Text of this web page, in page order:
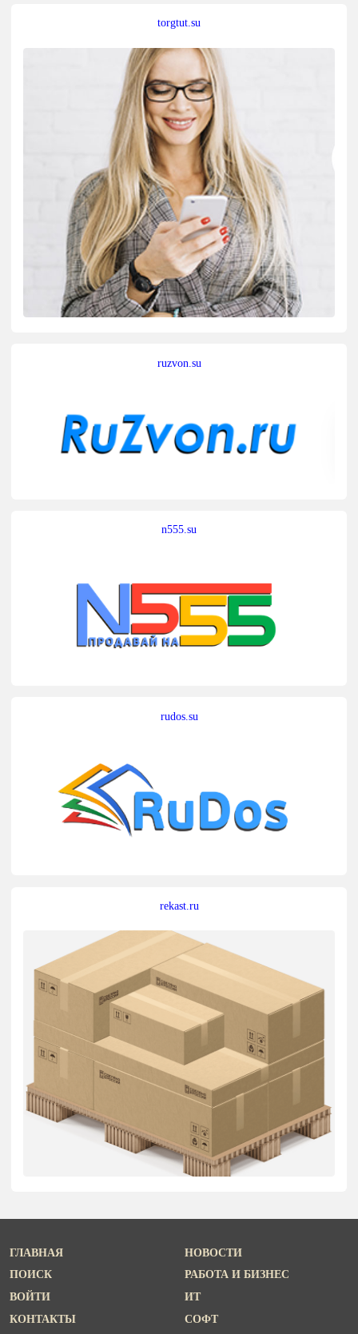
torgtut.su
ruzvon.su
n555.su
rudos.su
rekast.ru
ГЛАВНАЯ
ПОИСК
ВОЙТИ
КОНТАКТЫ
НОВОСТИ
РАБОТА И БИЗНЕС
ИТ
СОФТ